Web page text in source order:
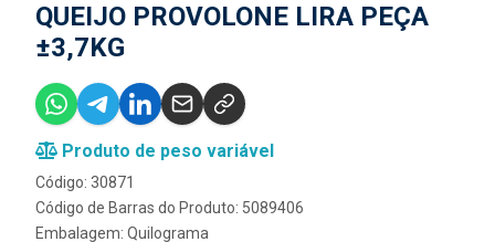
QUEIJO PROVOLONE LIRA PEÇA
±3,7KG
Produto de peso variável
Código: 30871
Código de Barras do Produto: 5089406
Embalagem: Quilograma